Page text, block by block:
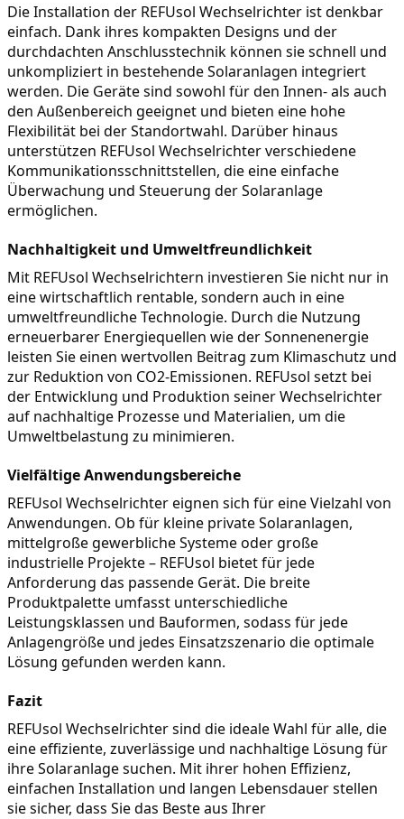
Die Installation der REFUsol Wechselrichter ist denkbar
einfach. Dank ihres kompakten Designs und der
durchdachten Anschlusstechnik können sie schnell und
unkompliziert in bestehende Solaranlagen integriert
werden. Die Geräte sind sowohl für den Innen- als auch
den Außenbereich geeignet und bieten eine hohe
Flexibilität bei der Standortwahl. Darüber hinaus
unterstützen REFUsol Wechselrichter verschiedene
Kommunikationsschnittstellen, die eine einfache
Überwachung und Steuerung der Solaranlage
ermöglichen.
Nachhaltigkeit und Umweltfreundlichkeit
Mit REFUsol Wechselrichtern investieren Sie nicht nur in
eine wirtschaftlich rentable, sondern auch in eine
umweltfreundliche Technologie. Durch die Nutzung
erneuerbarer Energiequellen wie der Sonnenenergie
leisten Sie einen wertvollen Beitrag zum Klimaschutz und
zur Reduktion von CO2-Emissionen. REFUsol setzt bei
der Entwicklung und Produktion seiner Wechselrichter
auf nachhaltige Prozesse und Materialien, um die
Umweltbelastung zu minimieren.
Vielfältige Anwendungsbereiche
REFUsol Wechselrichter eignen sich für eine Vielzahl von
Anwendungen. Ob für kleine private Solaranlagen,
mittelgroße gewerbliche Systeme oder große
industrielle Projekte – REFUsol bietet für jede
Anforderung das passende Gerät. Die breite
Produktpalette umfasst unterschiedliche
Leistungsklassen und Bauformen, sodass für jede
Anlagengröße und jedes Einsatzszenario die optimale
Lösung gefunden werden kann.
Fazit
REFUsol Wechselrichter sind die ideale Wahl für alle, die
eine effiziente, zuverlässige und nachhaltige Lösung für
ihre Solaranlage suchen. Mit ihrer hohen Effizienz,
einfachen Installation und langen Lebensdauer stellen
sie sicher, dass Sie das Beste aus Ihrer